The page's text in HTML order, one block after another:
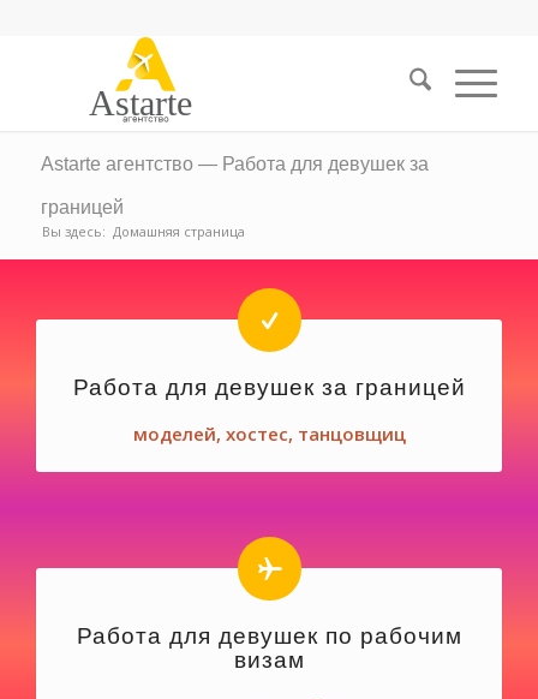
Astarte
Astarte агентство — Работа для девушек за
границей
Вы здесь: Домашняя страница
Работа для девушек за границей
моделей, хостес, танцовщиц
Работа для девушек по рабочим
визам